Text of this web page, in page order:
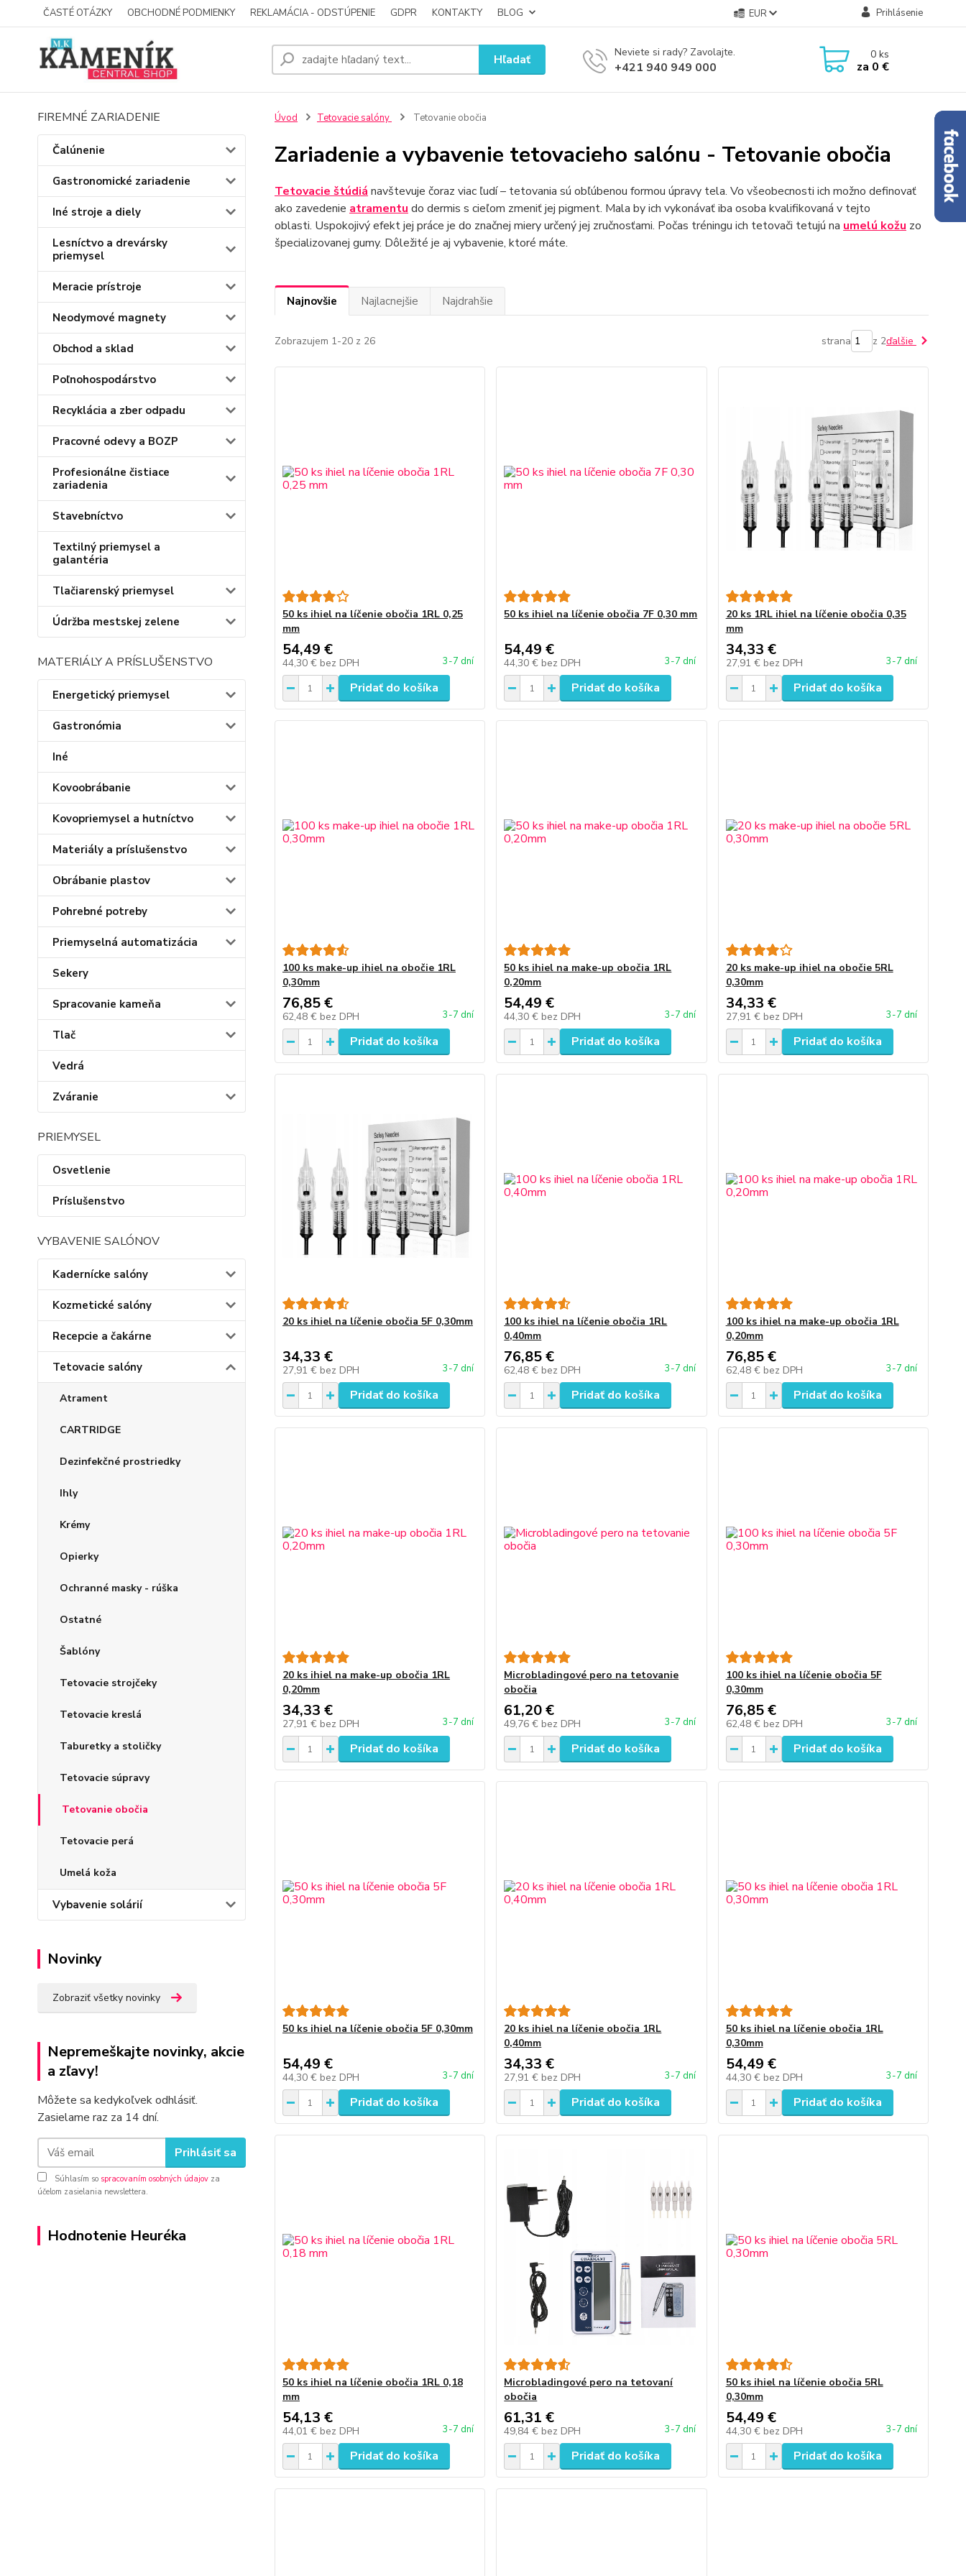
ČASTÉ OTÁZKY OBCHODNÉ PODMIENKY REKLAMÁCIA - ODSTÚPENIE GDPR KONTAKTY BLOG EUR Prihlásenie
Hľadať Neviete si rady? Zavolajte.
+421 940 949 000
0ks
za 0 €
FIREMNÉ ZARIADENIE
Čalúnenie
Gastronomické zariadenie
Iné stroje a diely
Lesníctvo a drevársky
priemysel
Meracie prístroje
Neodymové magnety
Obchod a sklad
Poľnohospodárstvo
Recyklácia a zber odpadu
Pracovné odevy a BOZP
Profesionálne čistiace
zariadenia
Stavebníctvo
Textilný priemysel a
galantéria
Tlačiarenský priemysel
Údržba mestskej zelene
MATERIÁLY A PRÍSLUŠENSTVO
Energetický priemysel
Gastronómia
Iné
Kovoobrábanie
Kovopriemysel a hutníctvo
Materiály a príslušenstvo
Obrábanie plastov
Pohrebné potreby
Priemyselná automatizácia
Sekery
Spracovanie kameňa
Tlač
Vedrá
Zváranie
PRIEMYSEL
Osvetlenie
Príslušenstvo
VYBAVENIE SALÓNOV
Kadernícke salóny
Kozmetické salóny
Recepcie a čakárne
Tetovacie salóny
Atrament
CARTRIDGE
Dezinfekčné prostriedky
Ihly
Krémy
Opierky
Ochranné masky - rúška
Ostatné
Šablóny
Tetovacie strojčeky
Tetovacie kreslá
Taburetky a stoličky
Tetovacie súpravy
Tetovanie obočia
Tetovacie perá
Umelá koža
Vybavenie solárií
Novinky
Zobraziť všetky novinky
Nepremeškajte novinky, akcie
a zľavy!
Môžete sa kedykoľvek odhlásiť.
Zasielame raz za 14 dní.
Prihlásiť sa
Súhlasím so spracovaním osobných údajov za
účelom zasielania newslettera.
Hodnotenie Heuréka
Úvod Tetovacie salóny Tetovanie obočia
Zariadenie a vybavenie tetovacieho salónu - Tetovanie obočia
Tetovacie štúdiá navštevuje čoraz viac ľudí – tetovania sú obľúbenou formou úpravy tela. Vo všeobecnosti ich možno definovať
ako zavedenie atramentu do dermis s cieľom zmeniť jej pigment. Mala by ich vykonávať iba osoba kvalifikovaná v tejto
oblasti. Uspokojivý efekt jej práce je do značnej miery určený jej zručnosťami. Počas tréningu ich tetovači tetujú na umelú kožu zo
špecializovanej gumy. Dôležité je aj vybavenie, ktoré máte.
Najnovšie Najlacnejšie Najdrahšie
Zobrazujem 1-20 z 26 strana z 2ďalšie
50 ks ihiel na líčenie obočia 1RL 0,25
mm
54,49 €
44,30 € bez DPH 3-7 dní
Pridať do košíka
50 ks ihiel na líčenie obočia 7F 0,30 mm
54,49 €
44,30 € bez DPH 3-7 dní
Pridať do košíka
20 ks 1RL ihiel na líčenie obočia 0,35
mm
34,33 €
27,91 € bez DPH 3-7 dní
Pridať do košíka
100 ks make-up ihiel na obočie 1RL
0,30mm
76,85 €
62,48 € bez DPH 3-7 dní
Pridať do košíka
50 ks ihiel na make-up obočia 1RL
0,20mm
54,49 €
44,30 € bez DPH 3-7 dní
Pridať do košíka
20 ks make-up ihiel na obočie 5RL
0,30mm
34,33 €
27,91 € bez DPH 3-7 dní
Pridať do košíka
20 ks ihiel na líčenie obočia 5F 0,30mm
34,33 €
27,91 € bez DPH 3-7 dní
Pridať do košíka
100 ks ihiel na líčenie obočia 1RL
0,40mm
76,85 €
62,48 € bez DPH 3-7 dní
Pridať do košíka
100 ks ihiel na make-up obočia 1RL
0,20mm
76,85 €
62,48 € bez DPH 3-7 dní
Pridať do košíka
20 ks ihiel na make-up obočia 1RL
0,20mm
34,33 €
27,91 € bez DPH 3-7 dní
Pridať do košíka
Microbladingové pero na tetovanie
obočia
61,20 €
49,76 € bez DPH 3-7 dní
Pridať do košíka
100 ks ihiel na líčenie obočia 5F
0,30mm
76,85 €
62,48 € bez DPH 3-7 dní
Pridať do košíka
50 ks ihiel na líčenie obočia 5F 0,30mm
54,49 €
44,30 € bez DPH 3-7 dní
Pridať do košíka
20 ks ihiel na líčenie obočia 1RL
0,40mm
34,33 €
27,91 € bez DPH 3-7 dní
Pridať do košíka
50 ks ihiel na líčenie obočia 1RL
0,30mm
54,49 €
44,30 € bez DPH 3-7 dní
Pridať do košíka
50 ks ihiel na líčenie obočia 1RL 0,18
mm
54,13 €
44,01 € bez DPH 3-7 dní
Pridať do košíka
Microbladingové pero na tetovaní
obočia
61,31 €
49,84 € bez DPH 3-7 dní
Pridať do košíka
50 ks ihiel na líčenie obočia 5RL
0,30mm
54,49 €
44,30 € bez DPH 3-7 dní
Pridať do košíka